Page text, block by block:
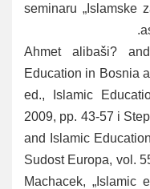
seminaru „Islamske
Ahmet alibaši?
Education in Bosnia
ed., Islamic
2009, pp. 43-57 i
and Islamic
Sudost Europa, vol.
Machacek, „Islamic